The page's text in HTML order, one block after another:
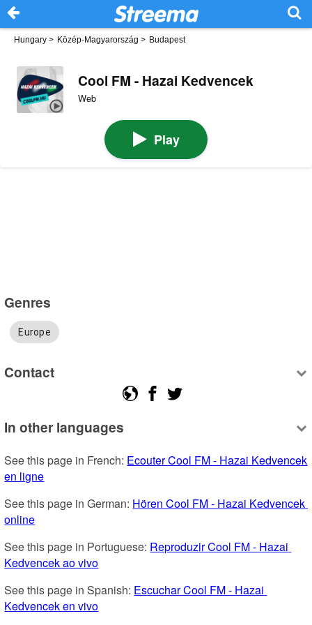
Hungary > Közép-Magyarország > Budapest
Cool FM - Hazai Kedvencek
Web
Play
Genres
Europe
Contact
In other languages
See this page in French: Ecouter Cool FM - Hazai Kedvencek
en ligne
See this page in German: Hören Cool FM - Hazai Kedvencek
online
See this page in Portuguese: Reproduzir Cool FM - Hazai
Kedvencek ao vivo
See this page in Spanish: Escuchar Cool FM - Hazai
Kedvencek en vivo